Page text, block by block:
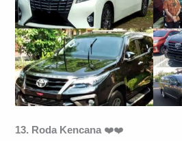
13. Roda Kencana❤️❤️